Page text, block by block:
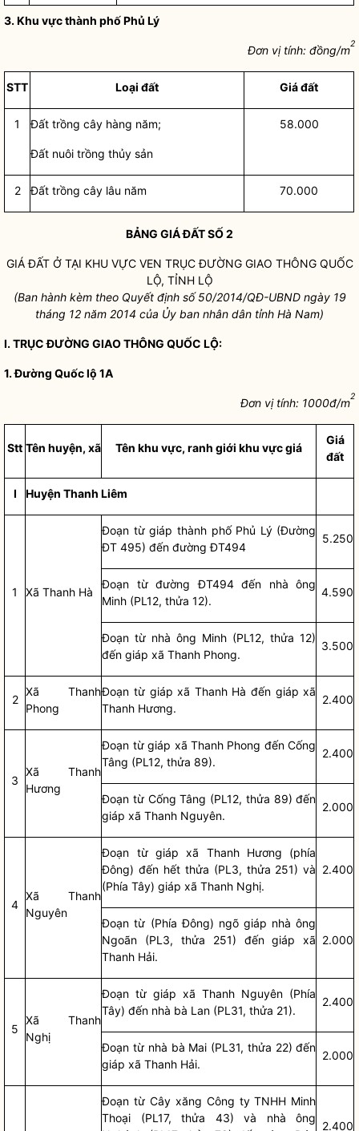
3. Khu vực thành phố Phủ Lý
Đơn vị tính: đồng/m2
STT Loại đất Giá đất
1 Đất trồng cây hàng năm;
Đất nuôi trồng thủy sản
58.000
2 Đất trồng cây lâu năm 70.000
BẢNG GIÁ ĐẤTSỐ 2
GIÁ ĐẤTỞ TẠI KHU VỰC VEN TRỤC ĐƯỜNG GIAO THÔNG QUỐC
LỘ, TỈNH LỘ
(Ban hành kèm theo Quyết định số50/2014/QĐ-UBND ngày19
tháng 12 năm 2014 của Ủy ban nhân dân tỉnh Hà Nam)
I. TRỤC ĐƯỜNG GIAO THÔNG QUỐC LỘ:
1. Đường Quốc lộ 1A
Đơn vị tính: 1000đ/m2
Stt Tên huyện, xã Tên khu vực, ranh giới khu vực giá
Giá
đất
I Huyện Thanh Liêm
1 Xã Thanh Hà
Đoạn từ giáp thành phố Phủ Lý (Đường
ĐT 495) đến đường ĐT494
5.250
Đoạn từ đường ĐT494 đến nhà ông
Minh (PL12, thửa 12).
4.590
Đoạn từ nhà ông Minh (PL12, thửa 12)
đến giáp xã Thanh Phong.
3.500
2
Xã Thanh
Phong
Đoạn từ giáp xã Thanh Hà đến giáp xã
Thanh Hương.
2.400
3
Xã Thanh
Hương
Đoạn từ giáp xã Thanh Phong đến Cống
Tâng (PL12, thửa 89).
2.400
Đoạn từ Cống Tâng (PL12, thửa 89) đến
giáp xã Thanh Nguyên.
2.000
4
Xã Thanh
Nguyên
Đoạn từ giáp xã Thanh Hương (phía
Đông) đến hết thửa (PL3, thửa 251) và
(Phía Tây) giáp xã Thanh Nghị.
2.400
Đoạn từ (Phía Đông) ngõ giáp nhà ông
Ngoãn (PL3, thửa 251) đến giáp xã
Thanh Hải.
2.000
5
Xã Thanh
Nghị
Đoạn từ giáp xã Thanh Nguyên (Phía
Tây) đến nhà bà Lan (PL31, thửa 21).
2.400
Đoạn từ nhà bà Mai (PL31, thửa 22) đến
giáp xã Thanh Hải.
2.000
Đoạn từ Cây xăng Công ty TNHH Minh
Thoại (PL17, thửa 43) và nhà ông
2.400